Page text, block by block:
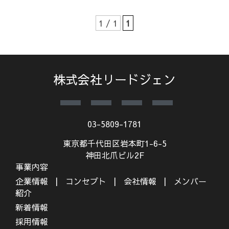
1 / 1 1
株式会社リードジェン
03-5809-1781
東京都千代田区岩本町1-6-5
神田北爪ビル2F
事業内容
企業情報
コンセプト 会社情報
メンバー
紹介
新着情報
採用情報